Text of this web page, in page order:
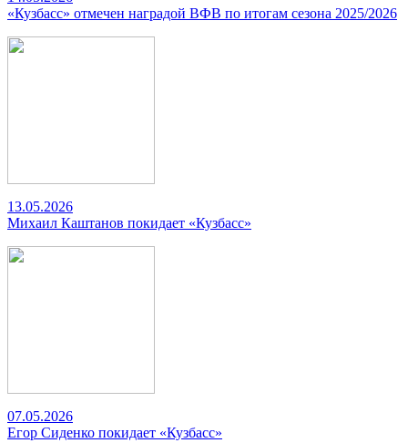
«Кузбасс» отмечен наградой ВФВ по итогам сезона 2025/2026
13.05.2026
Михаил Каштанов покидает «Кузбасс»
07.05.2026
Егор Сиденко покидает «Кузбасс»